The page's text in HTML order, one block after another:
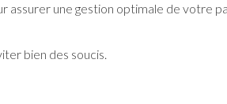
assurer une gestion optimale de votre
bien des soucis.